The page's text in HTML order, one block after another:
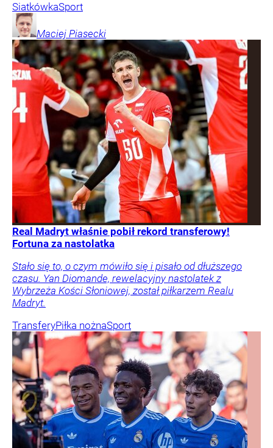
SiatkówkaSport
Maciej Piasecki
Real Madryt właśnie pobił rekord transferowy!
Fortuna za nastolatka
Stało się to, o czym mówiło się i pisało od dłuższego
czasu. Yan Diomande, rewelacyjny nastolatek z
Wybrzeża Kości Słoniowej, został piłkarzem Realu
Madryt.
TransferyPiłka nożnaSport